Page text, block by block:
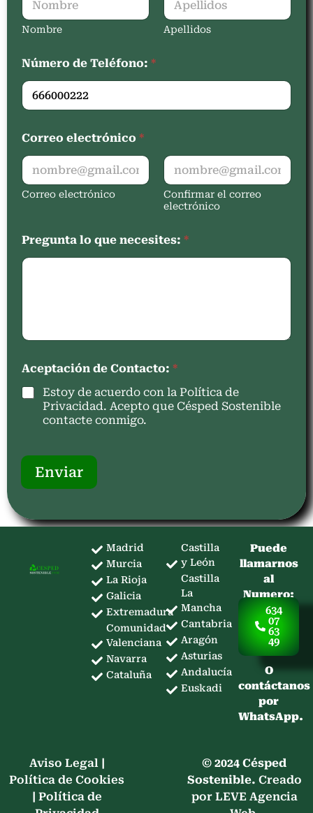
Nombre Apellidos
Número de Teléfono: *
Correo electrónico *
Correo electrónico
Confirmar el correo
electrónico
Pregunta lo que necesites: *
Aceptación de Contacto: *
Estoy de acuerdo con la Política de
Privacidad. Acepto que Césped Sostenible
contacte conmigo.
Enviar
Madrid
Murcia
La Rioja
Galicia
Extremadura
Comunidad
Valenciana
Navarra
Cataluña
Castilla
y León
Castilla
La
Mancha
Cantabria
Aragón
Asturias
Andalucía
Euskadi
Puede
llamarnos
al
Numero:
634
07
63
49
O
contáctanos
por
WhatsApp.
Aviso Legal |
Política de Cookies
| Política de
© 2024 Césped
Sostenible. Creado
por LEVE Agencia